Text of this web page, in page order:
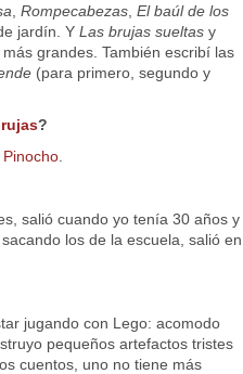
Rompecabezas, El baúl de los
jardín. Y Las brujas sueltasy
grandes. También escribí las
(para primero, segundo y
?
Pinocho.
salió cuando yo tenía 30 años y
los de la escuela, salió en
jugando con Lego: acomodo
pequeños artefactos tristes
cuentos, uno no tiene más